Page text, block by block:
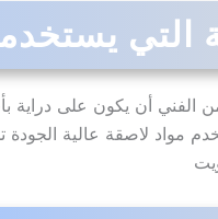
التي
أن يكون على دراية
مواد لاصقة عالية